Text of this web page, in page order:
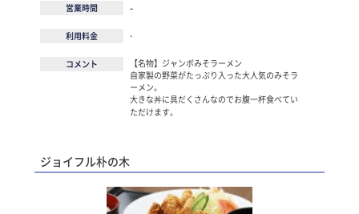
営業時間 -
利用料金 -
コメント
【名物】ジャンボみそラーメン
自家製の野菜がたっぷり入った大人気のみそラ
ーメン。
大きな丼に具だくさんなのでお腹一杯食べてい
ただけます。
ジョイフル朴の木